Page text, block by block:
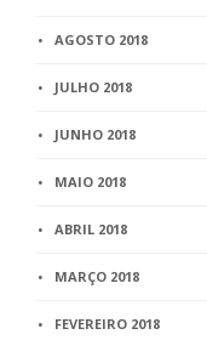
AGOSTO 2018
JULHO 2018
JUNHO 2018
MAIO 2018
ABRIL 2018
MARÇO 2018
FEVEREIRO 2018